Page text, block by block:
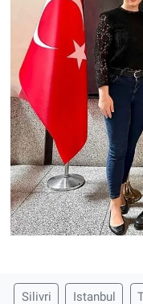
Silivri Istanbul